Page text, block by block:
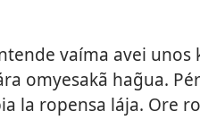
vaíma avei unos
omyesakã hag̃ua.
la ropensa lája. Ore